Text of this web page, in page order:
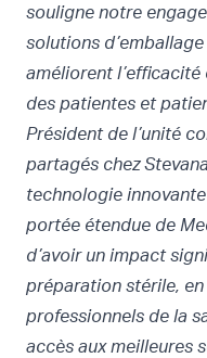
souligne notre
solutions
améliorent
des patientes et
Président de l’unité
partagés chez
technologie
portée étendue de
d’avoir un impact
préparation stérile,
professionnels de la
accès aux meilleures